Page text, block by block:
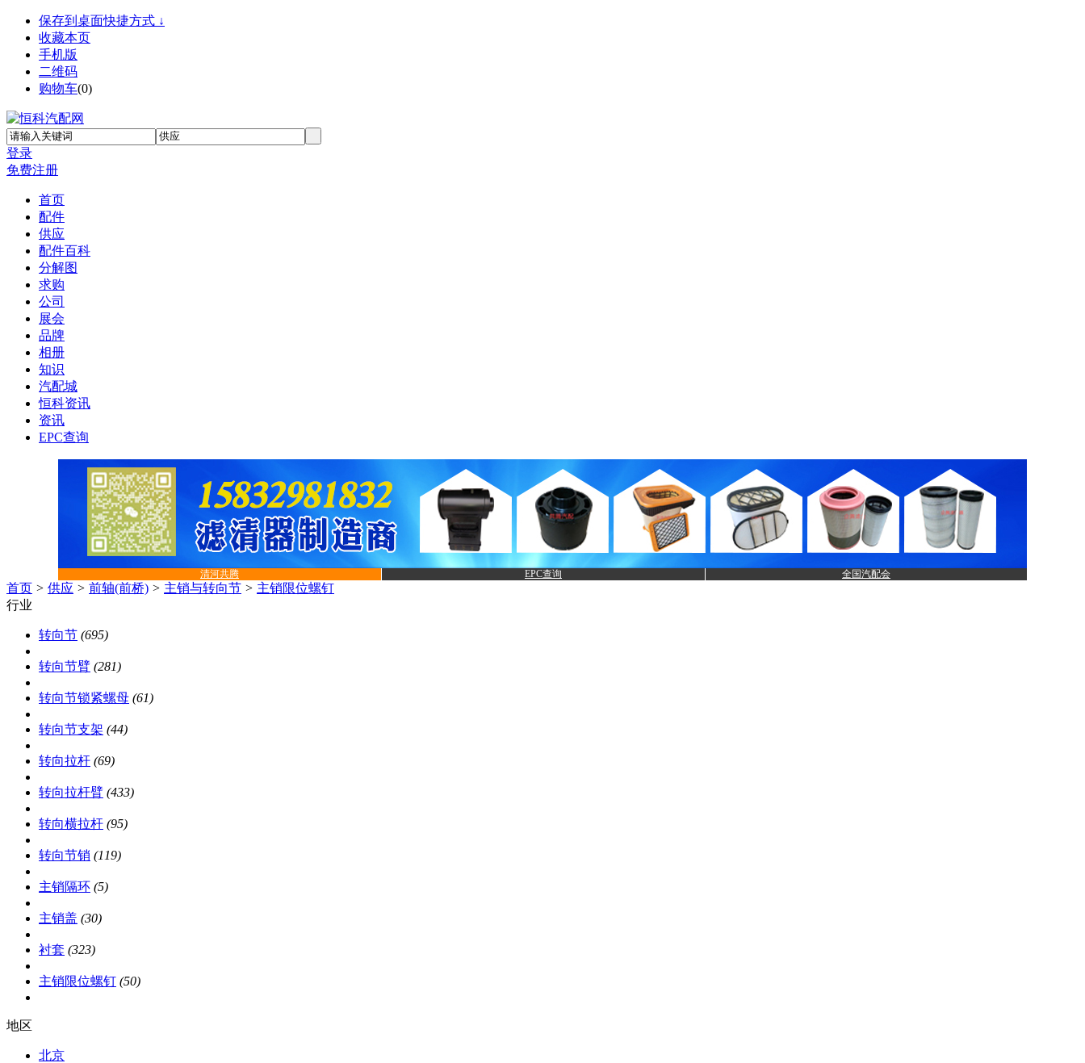
保存到桌面快捷方式 ↓
收藏本页
手机版
二维码
购物车(0)
登录
免费注册
首页
配件
供应
配件百科
分解图
求购
公司
展会
品牌
相册
知识
汽配城
恒科资讯
资讯
EPC查询
清河共腾 EPC查询 全国汽配会
首页 > 供应 > 前轴(前桥) > 主销与转向节 > 主销限位螺钉
行业
转向节 (695)
转向节臂 (281)
转向节锁紧螺母 (61)
转向节支架 (44)
转向拉杆 (69)
转向拉杆臂 (433)
转向横拉杆 (95)
转向节销 (119)
主销隔环 (5)
主销盖 (30)
衬套 (323)
主销限位螺钉 (50)
地区
北京